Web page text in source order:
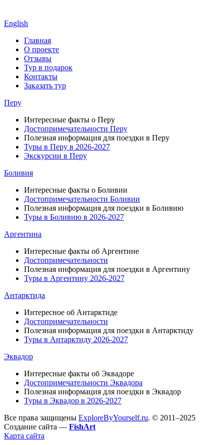
English
Главная
О проекте
Отзывы
Тур в подарок
Контакты
Заказать тур
Перу
Интересные факты о Перу
Достопримечательности Перу
Полезная информация для поездки в Перу
Туры в Перу в 2026-2027
Экскурсии в Перу
Боливия
Интересные факты о Боливии
Достопримечательности Боливии
Полезная информация для поездки в Боливию
Туры в Боливию в 2026-2027
Аргентина
Интересные факты об Аргентине
Достопримечательности
Полезная информация для поездки в Аргентину
Туры в Аргентину 2026-2027
Антарктида
Интересное об Антарктиде
Достопримечательности
Полезная информация для поездки в Антарктиду
Туры в Антарктиду 2026-2027
Эквадор
Интересные факты об Эквадоре
Достопримечательности Эквадора
Полезная информация для поездки в Эквадор
Туры в Эквадор в 2026-2027
Все права защищены ExploreByYourself.ru. © 2011–2025
Создание сайта — FishArt
Карта сайта